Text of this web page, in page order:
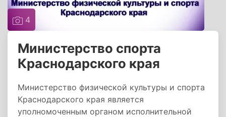
4
Министерство спорта
Краснодарского края
Министерство физической культуры и спорта
Краснодарского края является
уполномоченным органом исполнительной